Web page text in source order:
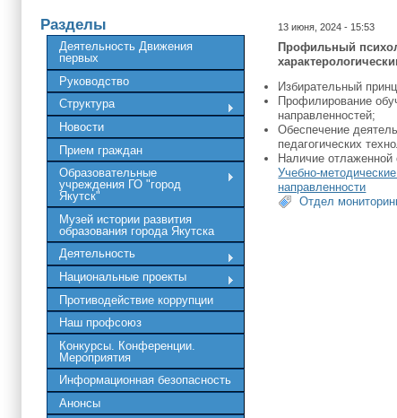
Разделы
Деятельность Движения
первых
Руководство
Структура
Новости
Прием граждан
Образовательные
учреждения ГО "город
Якутск"
Музей истории развития
образования города Якутска
Деятельность
Национальные проекты
Противодействие коррупции
Наш профсоюз
Конкурсы. Конференции.
Мероприятия
Информационная безопасность
Анонсы
13 июня, 2024 - 15:53
Профильный
Избирательный
Профилирование
направленностей;
Обеспечение
педагогических
Наличие отлаженной
Учебно-
направленности
Отдел